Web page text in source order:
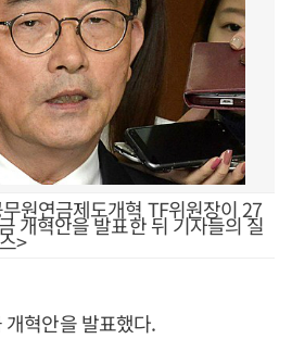
원연금제도개혁 TF위원장이 27
개혁안을 발표한 뒤 기자들의 질
>
혁안을 발표했다.